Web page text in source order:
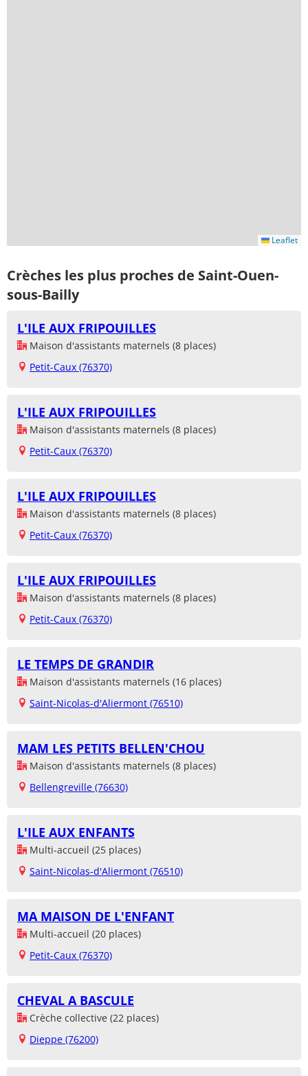
Leaflet
Crèches les plus proches de Saint-Ouen-
sous-Bailly
L'ILE AUX FRIPOUILLES
Maison d'assistants maternels (8 places)
Petit-Caux (76370)
L'ILE AUX FRIPOUILLES
Maison d'assistants maternels (8 places)
Petit-Caux (76370)
L'ILE AUX FRIPOUILLES
Maison d'assistants maternels (8 places)
Petit-Caux (76370)
L'ILE AUX FRIPOUILLES
Maison d'assistants maternels (8 places)
Petit-Caux (76370)
LE TEMPS DE GRANDIR
Maison d'assistants maternels (16 places)
Saint-Nicolas-d'Aliermont (76510)
MAM LES PETITS BELLEN'CHOU
Maison d'assistants maternels (8 places)
Bellengreville (76630)
L'ILE AUX ENFANTS
Multi-accueil (25 places)
Saint-Nicolas-d'Aliermont (76510)
MA MAISON DE L'ENFANT
Multi-accueil (20 places)
Petit-Caux (76370)
CHEVAL A BASCULE
Crèche collective (22 places)
Dieppe (76200)